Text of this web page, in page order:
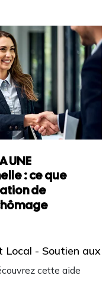
UNE
: ce que
de
Local - Soutien aux
cette aide